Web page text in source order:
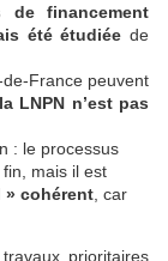
financement
été étudiée de
France peuvent
la LNPN n’est pas
: le processus
mais il est
» cohérent , car
prioritaires